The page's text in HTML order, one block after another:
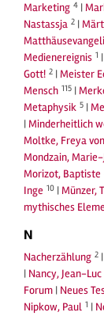
Marketing 4 |
Nastassja 2 |
Medienereignis 1 |
Gott! 2 | Meister
Mensch 115 |
Metaphysik 5 |
| Minderheitlich
Moltke, Freya von
Mondzain, Marie-
Morizot, Baptiste
Inge 10 | Münzer,
mythisches
N
Nacherzählung 2 |
| Nancy, Jean-Luc
Forum | Neues
Nipkow, Paul 1 |